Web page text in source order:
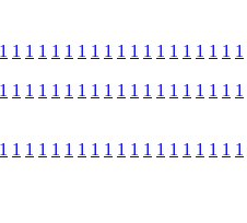
1 1 1 1 1 1 1 1 1 1 1 1 1 1 1 1 1 1 1
1 1 1 1 1 1 1 1 1 1 1 1 1 1 1 1 1 1 1
1 1 1 1 1 1 1 1 1 1 1 1 1 1 1 1 1 1 1